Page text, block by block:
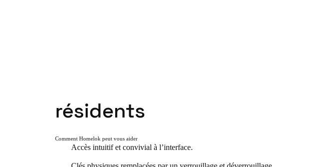
résidents
Comment Homelok peut vous aider
Accès intuitif et convivial à l’interface.